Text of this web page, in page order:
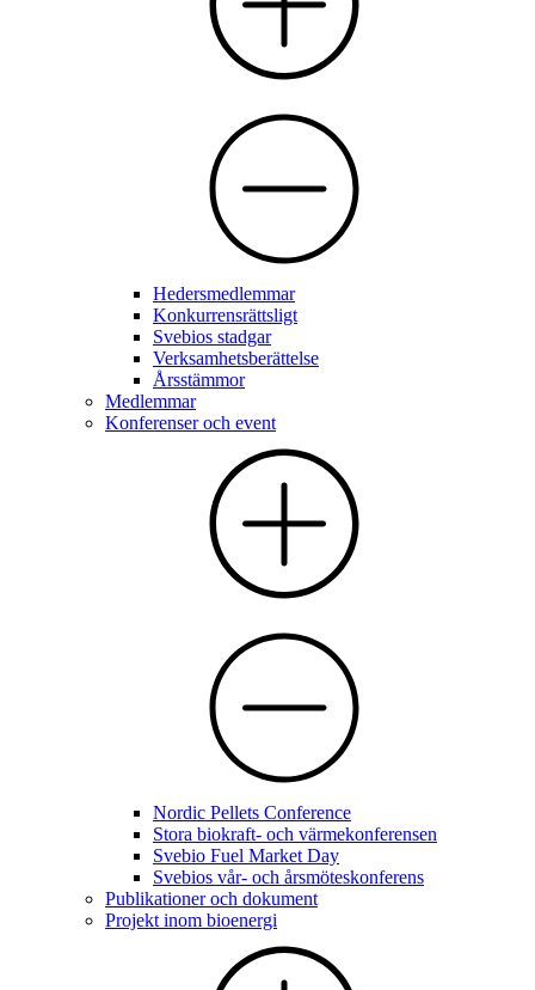
Hedersmedlemmar
Konkurrensrättsligt
Svebios stadgar
Verksamhetsberättelse
Årsstämmor
Medlemmar
Konferenser och event
Nordic Pellets Conference
Stora biokraft- och värmekonferensen
Svebio Fuel Market Day
Svebios vår- och årsmöteskonferens
Publikationer och dokument
Projekt inom bioenergi